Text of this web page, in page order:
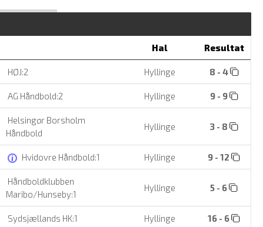
Hal Resultat
HØJ:2 Hyllinge 8 - 4
AG Håndbold:2 Hyllinge 9 - 9
Helsingør Borsholm
Håndbold
Hyllinge 3 - 8
Hvidovre Håndbold:1 Hyllinge 9 - 12
Håndboldklubben
Maribo/Hunseby:1
Hyllinge 5 - 6
Sydsjællands HK:1 Hyllinge 16 - 6